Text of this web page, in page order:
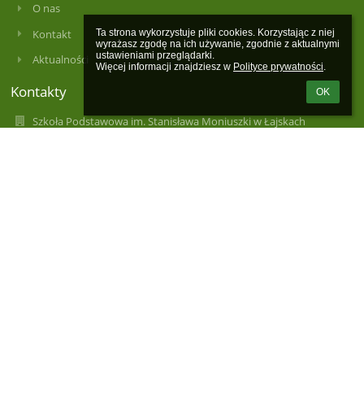
Ta strona wykorzystuje pliki cookies. Korzystając z niej
wyrażasz zgodę na ich używanie, zgodnie z aktualnymi
ustawieniami przeglądarki.
Więcej informacji znajdziesz w Polityce prywatności.
OK
O nas
Kontakt
Aktualności
Kontakty
Szkoła Podstawowa im. Stanisława Moniuszki w Łajskach